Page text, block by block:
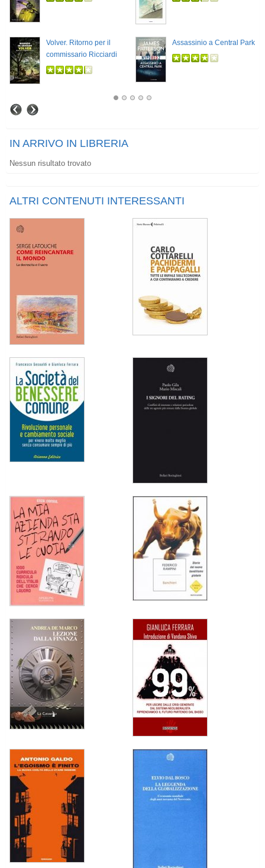
Volver. Ritorno per il
commissario Ricciardi
Assassinio a Central Park
IN ARRIVO IN LIBRERIA
Nessun risultato trovato
ALTRI CONTENUTI INTERESSANTI